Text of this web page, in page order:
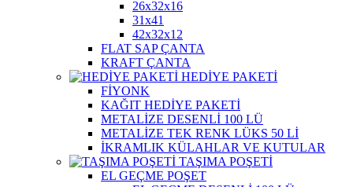
26x32x16
31x41
42x32x12
FLAT SAP ÇANTA
KRAFT ÇANTA
HEDİYE PAKETİ
FİYONK
KAĞIT HEDİYE PAKETİ
METALİZE DESENLİ 100 LÜ
METALİZE TEK RENK LÜKS 50 Lİ
İKRAMLIK KÜLAHLAR VE KUTULAR
TAŞIMA POŞETİ
EL GEÇME POŞET